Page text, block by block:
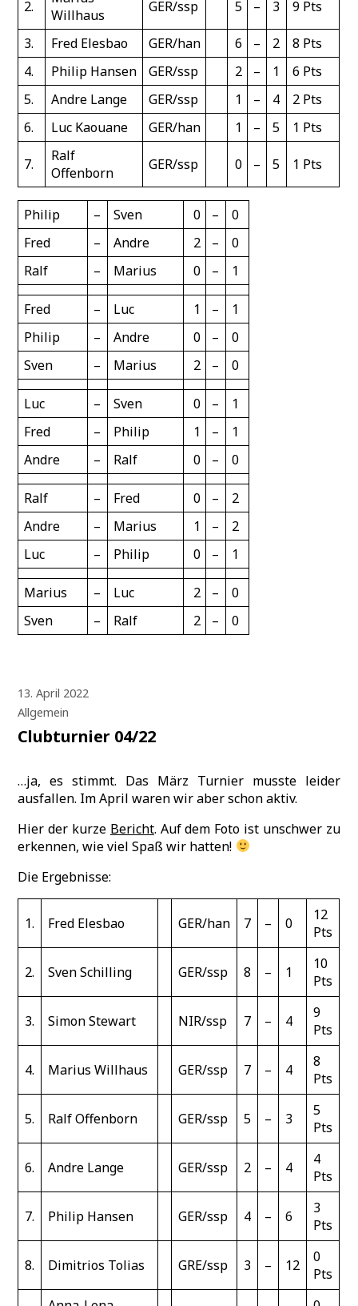
2.
Willhaus
GER/ssp 5 – 3 9 Pts
3. Fred Elesbao GER/han 6 – 2
8 Pts
4.
Philip Hansen GER/ssp 2 – 1
6 Pts
5.
Andre Lange GER/ssp 1 – 4
2 Pts
6.
Luc Kaouane GER/han 1 – 5 1 Pts
7.
Ralf
Offenborn
GER/ssp 0 – 5 1 Pts
Philip – Sven 0 –
0
Fred
– Andre 2 –
0
Ralf
– Marius 0 – 1
Fred – Luc 1 –
1
Philip
– Andre 0 –
0
Sven
– Marius 2 – 0
Luc – Sven 0 –
1
Fred
– Philip 1 –
1
Andre
– Ralf 0 – 0
Ralf – Fred 0 –
2
Andre
– Marius 1 –
2
Luc
– Philip 0 – 1
Marius – Luc 2 –
0
Sven
– Ralf 2 – 0
13. April 2022
Allgemein
Clubturnier 04/22
…ja, es stimmt. Das März Turnier musste leider
ausfallen. Im April waren wir aber schon aktiv.
Hier der kurze Bericht. Auf dem Foto ist unschwer zu
erkennen, wie viel Spaß wir hatten!
Die Ergebnisse:
1. Fred Elesbao GER/han 7 – 0
12
Pts
2. Sven Schilling GER/ssp 8 – 1
10
Pts
3. Simon Stewart NIR/ssp 7 – 4
9
Pts
4. Marius Willhaus GER/ssp 7 – 4
8
Pts
5. Ralf Offenborn GER/ssp 5 – 3
5
Pts
6. Andre Lange GER/ssp 2 – 4
4
Pts
7. Philip Hansen GER/ssp 4 – 6
3
Pts
8. Dimitrios Tolias GRE/ssp 3 – 12
0
Pts